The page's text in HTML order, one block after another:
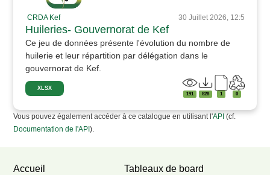
CRDA Kef 30 Juillet 2026, 12:5
Huileries- Gouvernorat de Kef
Ce jeu de données présente l'évolution du nombre de
huilerie et leur répartition par délégation dans le
gouvernorat de Kef.
XLSX
191 828 1 0
Vous pouvez également accéder à ce catalogue en utilisant l'API (cf.
Documentation de l'API).
Accueil
Tableaux de board